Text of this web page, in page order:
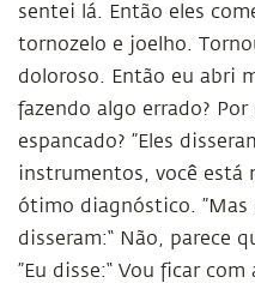
sentei lá. Então eles
tornozelo e joelho.
doloroso. Então eu abri
fazendo algo errado?
espancado? ”Eles
instrumentos, você está
ótimo diagnóstico. ”Mas
disseram:“ Não, parece
”Eu disse:“ Vou ficar